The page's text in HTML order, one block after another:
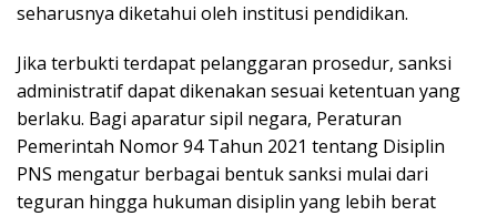
seharusnya diketahui oleh institusi pendidikan.
Jika terbukti terdapat pelanggaran prosedur, sanksi
administratif dapat dikenakan sesuai ketentuan yang
berlaku. Bagi aparatur sipil negara, Peraturan
Pemerintah Nomor 94 Tahun 2021 tentang Disiplin
PNS mengatur berbagai bentuk sanksi mulai dari
teguran hingga hukuman disiplin yang lebih berat